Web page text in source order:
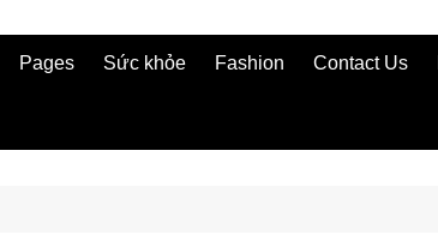
Pages Sức khỏe Fashion Contact Us